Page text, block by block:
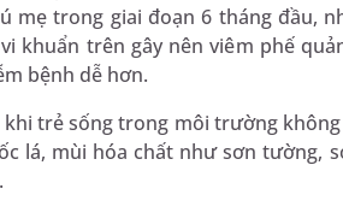
mẹ trong giai đoạn 6 tháng đầu,
khuẩn trên gây nên viêm phế
bệnh dễ hơn.
trẻ sống trong môi trường
lá, mùi hóa chất như sơn tường,